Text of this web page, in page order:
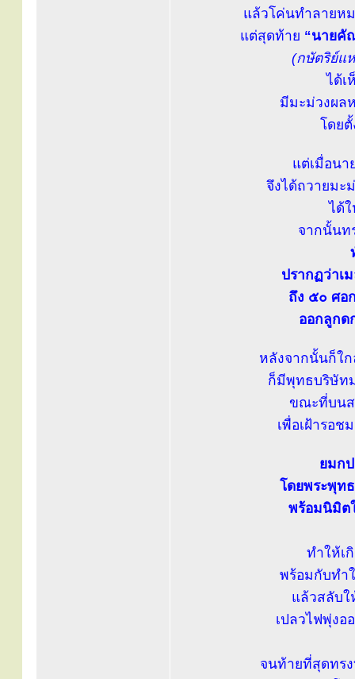
แล้วโค่นทำลายห
แต่สุดท้าย “นายคั
(กษัตริย์แ
ได้เ
มีมะม่วงผล
โดย
แต่เมื่อน
จึงได้ถวายมะ
ได้
จากนั้นท
ปรากฏว่าเ
ถึง ๕๐ ศอ
ออกลูกด
หลังจากนั้นก็ใ
ก็มีพุทธบริษัท
ขณะที่บนส
เพื่อเฝ้ารอช
ยมก
โดยพระพุท
พร้อมนิมิต
ทำให้เ
พร้อมกับทำ
แล้วสลับใ
เปลวไฟพุ่งอ
จนท้ายที่สุดทร